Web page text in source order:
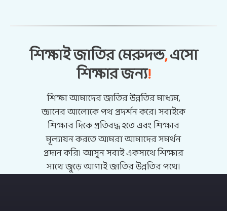
ভিডিও গ্যালারি
আবদুল্লাপুর, রায়পুরা, নরসিংদী(১৬00)
শিক্ষাই জাতির মেরুদন্ড,এসো
শিক্ষার জন্য!
শিক্ষা আমাদের জাতির উন্নতির মাধ্যম,
জ্ঞানের আলোকে পথ প্রদর্শন করে। সবাইকে
শিক্ষার দিকে প্রতিবদ্ধ হতে এবং শিক্ষার
মূল্যায়ন করতে আমরা আমাদের সমর্থন
প্রদান করি। আসুন সবাই একসাথে শিক্ষার
সাথে জুড়ে আগাই জাতির উন্নতির পথে।